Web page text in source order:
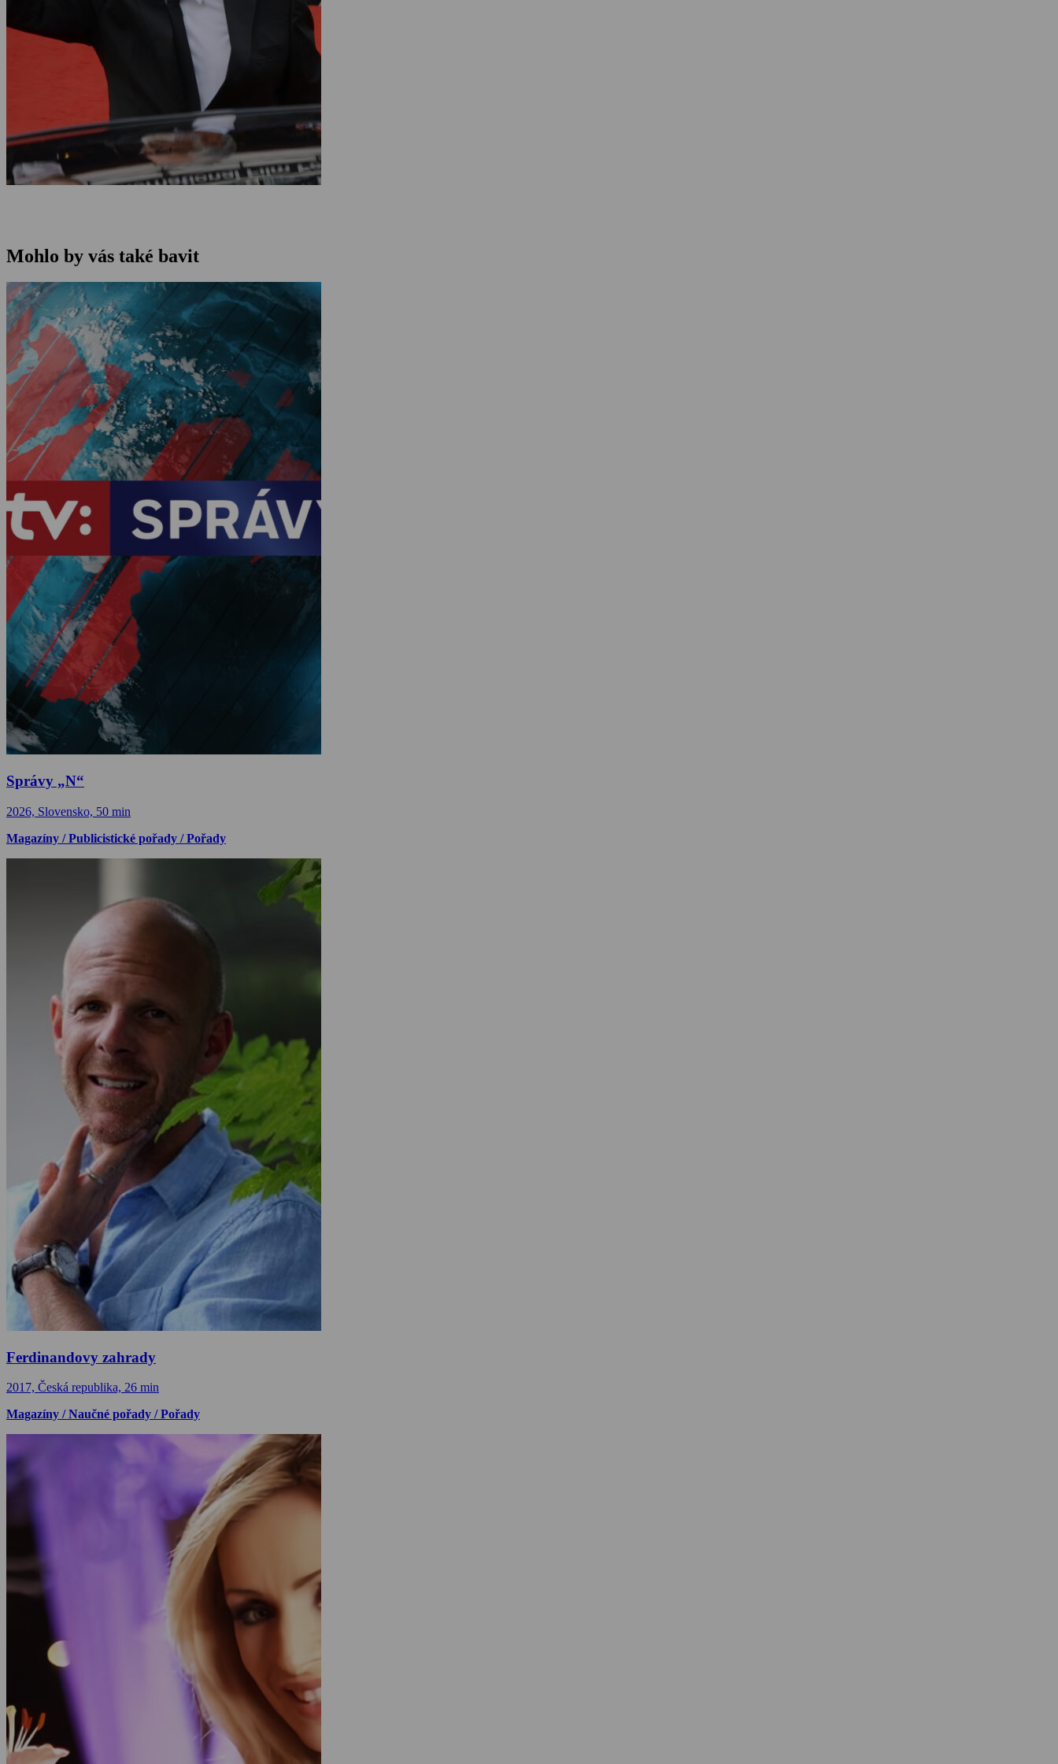
Mohlo by vás také bavit
Správy „N“
2026, Slovensko, 50 min
Magazíny / Publicistické pořady / Pořady
Ferdinandovy zahrady
2017, Česká republika, 26 min
Magazíny / Naučné pořady / Pořady